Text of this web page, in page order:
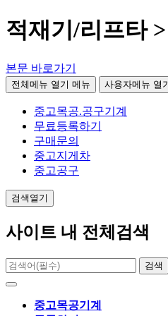
적재기/리프타
본문 바로가기
전체메뉴 열기 메뉴 사용자메뉴 열
중고목공.공구기계
무료등록하기
구매문의
중고지게차
중고공구
검색열기
사이트 내 전체검색
검색
중고목공기계